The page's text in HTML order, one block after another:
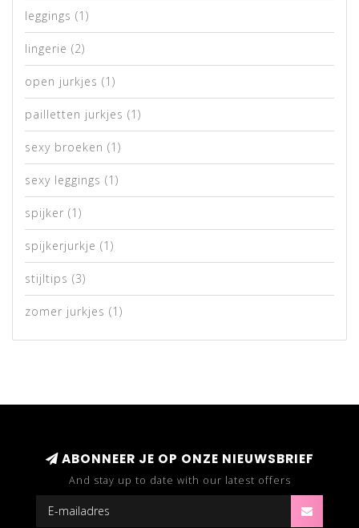
leggings (1)
lingerie (2)
open jurkjes (1)
pailletten jurkjes (1)
sexy broeken (1)
sexy leggings (1)
spijker (1)
spijkerjurkje (1)
stijltips (3)
zomer jurkjes (1)
ABONNEER JE OP ONZE NIEUWSBRIEF
And stay up to date with our latest offers